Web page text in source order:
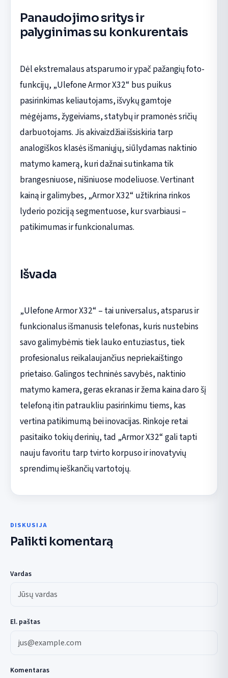
Panaudojimo sritys ir
palyginimas su konkurentais
Dėl ekstremalaus atsparumo ir ypač pažangių foto-
funkcijų, „Ulefone Armor X32“ bus puikus
pasirinkimas keliautojams, išvykų gamtoje
mėgėjams, žygeiviams, statybų ir pramonės sričių
darbuotojams. Jis akivaizdžiai išsiskiria tarp
analogiškos klasės išmaniųjų, siūlydamas naktinio
matymo kamerą, kuri dažnai sutinkama tik
brangesniuose, nišiniuose modeliuose. Vertinant
kainą ir galimybes, „Armor X32“ užtikrina rinkos
lyderio poziciją segmentuose, kur svarbiausi –
patikimumas ir funkcionalumas.
Išvada
„Ulefone Armor X32“ – tai universalus, atsparus ir
funkcionalus išmanusis telefonas, kuris nustebins
savo galimybėmis tiek lauko entuziastus, tiek
profesionalus reikalaujančius nepriekaištingo
prietaiso. Galingos techninės savybės, naktinio
matymo kamera, geras ekranas ir žema kaina daro šį
telefoną itin patraukliu pasirinkimu tiems, kas
vertina patikimumą bei inovacijas. Rinkoje retai
pasitaiko tokių derinių, tad „Armor X32“ gali tapti
nauju favoritu tarp tvirto korpuso ir inovatyvių
sprendimų ieškančių vartotojų.
DISKUSIJA
Palikti komentarą
Vardas
El. paštas
Komentaras